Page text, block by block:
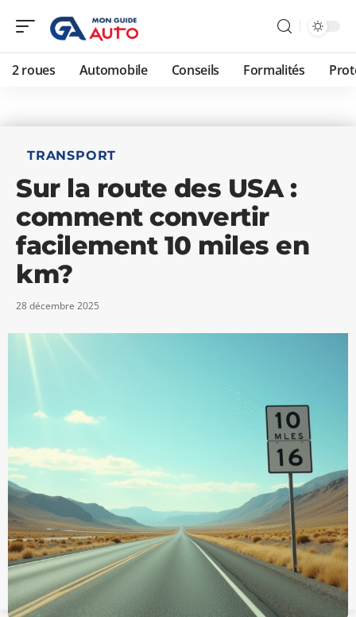
2 roues Automobile Conseils Formalités
TRANSPORT
Sur la route des USA :
comment convertir
facilement 10 miles en
km?
28 décembre 2025